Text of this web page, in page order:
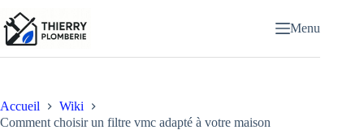
au
contenu
Menu
Accueil
Wiki
Comment choisir un filtre vmc adapté à votre maison